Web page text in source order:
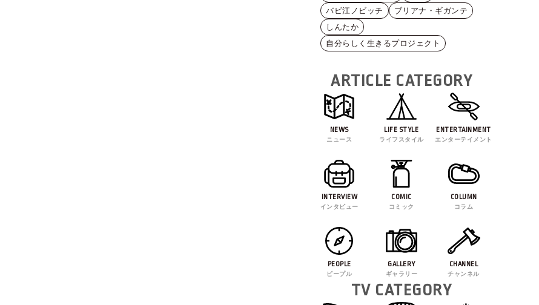
バビ江ノビッチ
ブリアナ・ギガンテ
しんたか
自分らしく生きるプロジェクト
ARTICLE CATEGORY
NEWS
ニュース
LIFE STYLE
ライフスタイル
ENTERTAINMENT
エンターテイメント
INTERVIEW
インタビュー
COMIC
コミック
COLUMN
コラム
PEOPLE
ピープル
GALLERY
ギャラリー
CHANNEL
チャンネル
TV CATEGORY